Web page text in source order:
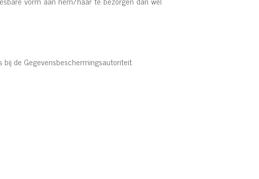
de Gegevensbeschermingsautoriteit.